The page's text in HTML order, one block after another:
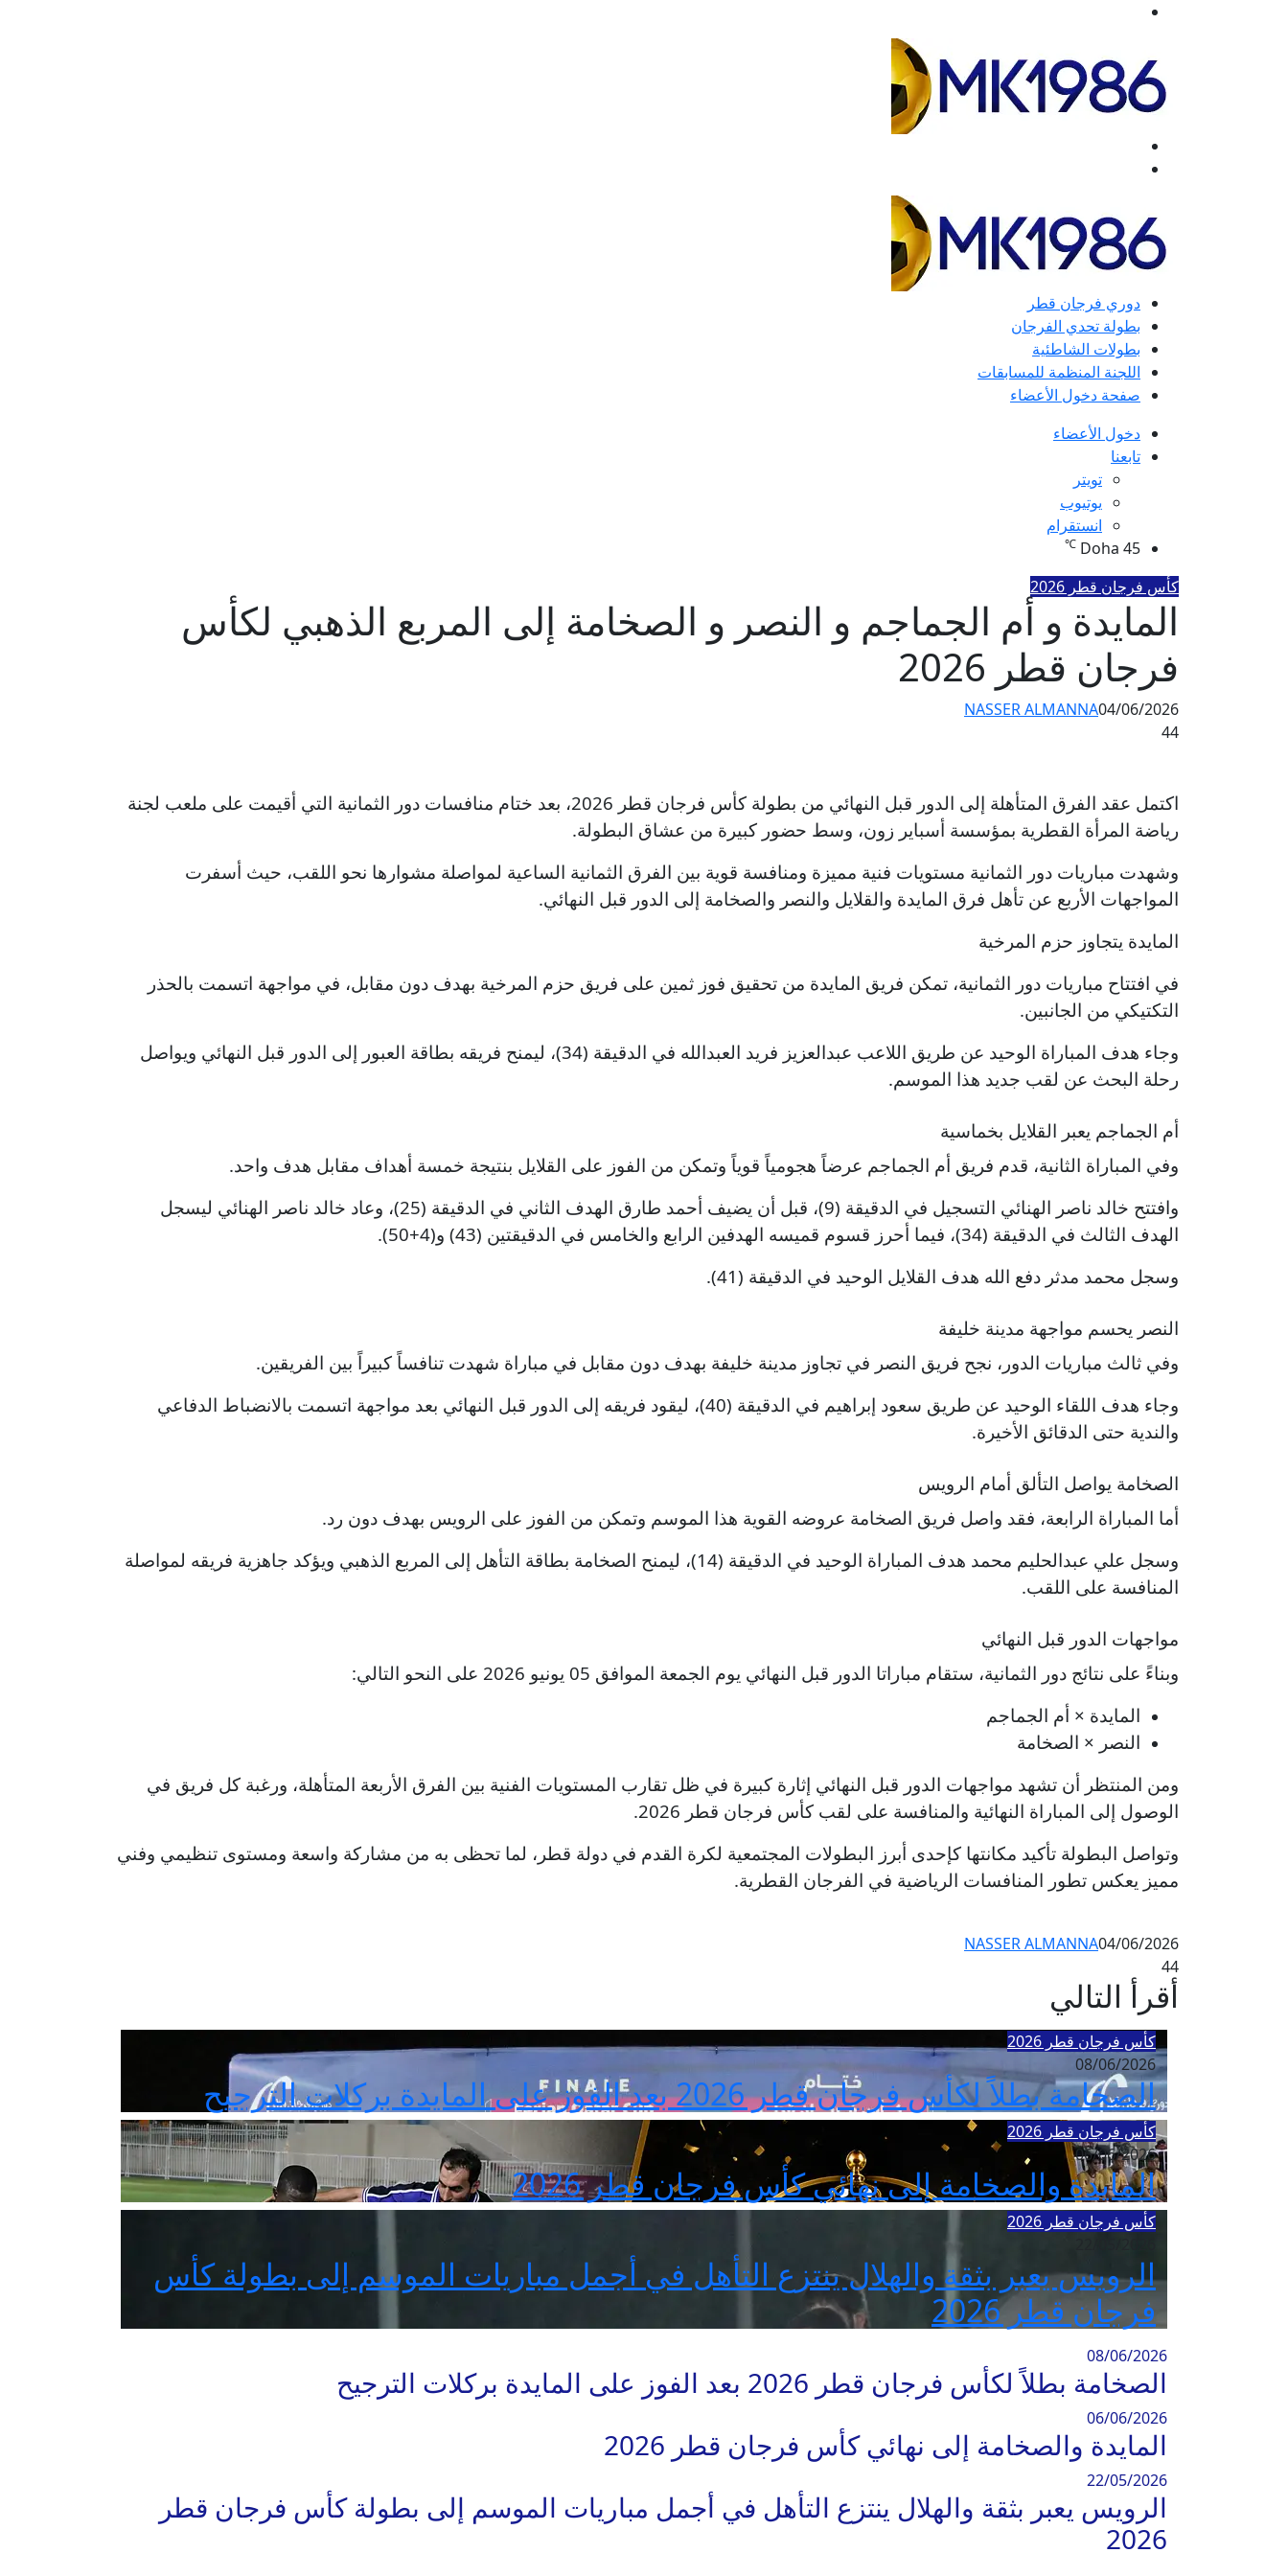
دوري فرجان قطر
بطولة تحدي الفرجان
بطولات الشاطئية
اللجنة المنظمة للمسابقات
صفحة دخول الأعضاء
دخول الأعضاء
تابعنا
تويتر
يوتيوب
انستقرام
Doha 45
℃
كأس فرجان قطر 2026
المايدة و أم الجماجم و النصر و الصخامة إلى المربع الذهبي لكأس
فرجان قطر 2026
NASSER ALMANNA04/06/2026
44
اكتمل عقد الفرق المتأهلة إلى الدور قبل النهائي من بطولة كأس فرجان قطر 2026، بعد ختام منافسات دور الثمانية التي أقيمت على ملعب لجنة
رياضة المرأة القطرية بمؤسسة أسباير زون، وسط حضور كبيرة من عشاق البطولة.
وشهدت مباريات دور الثمانية مستويات فنية مميزة ومنافسة قوية بين الفرق الثمانية الساعية لمواصلة مشوارها نحو اللقب، حيث أسفرت
المواجهات الأربع عن تأهل فرق المايدة والقلايل والنصر والصخامة إلى الدور قبل النهائي.
المايدة يتجاوز حزم المرخية
في افتتاح مباريات دور الثمانية، تمكن فريق المايدة من تحقيق فوز ثمين على فريق حزم المرخية بهدف دون مقابل، في مواجهة اتسمت بالحذر
التكتيكي من الجانبين.
وجاء هدف المباراة الوحيد عن طريق اللاعب عبدالعزيز فريد العبدالله في الدقيقة (34)، ليمنح فريقه بطاقة العبور إلى الدور قبل النهائي ويواصل
رحلة البحث عن لقب جديد هذا الموسم.
أم الجماجم يعبر القلايل بخماسية
وفي المباراة الثانية، قدم فريق أم الجماجم عرضاً هجومياً قوياً وتمكن من الفوز على القلايل بنتيجة خمسة أهداف مقابل هدف واحد.
وافتتح خالد ناصر الهنائي التسجيل في الدقيقة (9)، قبل أن يضيف أحمد طارق الهدف الثاني في الدقيقة (25)، وعاد خالد ناصر الهنائي ليسجل
الهدف الثالث في الدقيقة (34)، فيما أحرز قسوم قميسه الهدفين الرابع والخامس في الدقيقتين (43) و(4+50).
وسجل محمد مدثر دفع الله هدف القلايل الوحيد في الدقيقة (41).
النصر يحسم مواجهة مدينة خليفة
وفي ثالث مباريات الدور، نجح فريق النصر في تجاوز مدينة خليفة بهدف دون مقابل في مباراة شهدت تنافساً كبيراً بين الفريقين.
وجاء هدف اللقاء الوحيد عن طريق سعود إبراهيم في الدقيقة (40)، ليقود فريقه إلى الدور قبل النهائي بعد مواجهة اتسمت بالانضباط الدفاعي
والندية حتى الدقائق الأخيرة.
الصخامة يواصل التألق أمام الرويس
أما المباراة الرابعة، فقد واصل فريق الصخامة عروضه القوية هذا الموسم وتمكن من الفوز على الرويس بهدف دون رد.
وسجل علي عبدالحليم محمد هدف المباراة الوحيد في الدقيقة (14)، ليمنح الصخامة بطاقة التأهل إلى المربع الذهبي ويؤكد جاهزية فريقه لمواصلة
المنافسة على اللقب.
مواجهات الدور قبل النهائي
وبناءً على نتائج دور الثمانية، ستقام مباراتا الدور قبل النهائي يوم الجمعة الموافق 05 يونيو 2026 على النحو التالي:
المايدة × أم الجماجم
النصر × الصخامة
ومن المنتظر أن تشهد مواجهات الدور قبل النهائي إثارة كبيرة في ظل تقارب المستويات الفنية بين الفرق الأربعة المتأهلة، ورغبة كل فريق في
الوصول إلى المباراة النهائية والمنافسة على لقب كأس فرجان قطر 2026.
وتواصل البطولة تأكيد مكانتها كإحدى أبرز البطولات المجتمعية لكرة القدم في دولة قطر، لما تحظى به من مشاركة واسعة ومستوى تنظيمي وفني
مميز يعكس تطور المنافسات الرياضية في الفرجان القطرية.
NASSER ALMANNA04/06/2026
44
أقرأ التالي
كأس فرجان قطر 2026
08/06/2026
الصخامة بطلاً لكأس فرجان قطر 2026 بعد الفوز على المايدة بركلات الترجيح
كأس فرجان قطر 2026
06/06/2026
المايدة والصخامة إلى نهائي كأس فرجان قطر 2026
كأس فرجان قطر 2026
الرويس يعبر بثقة والهلال ينتزع التأهل في أجمل مباريات الموسم إلى بطولة كأس
فرجان قطر 2026
08/06/2026
الصخامة بطلاً لكأس فرجان قطر 2026 بعد الفوز على المايدة بركلات الترجيح
06/06/2026
المايدة والصخامة إلى نهائي كأس فرجان قطر 2026
22/05/2026
الرويس يعبر بثقة والهلال ينتزع التأهل في أجمل مباريات الموسم إلى بطولة كأس فرجان قطر
2026